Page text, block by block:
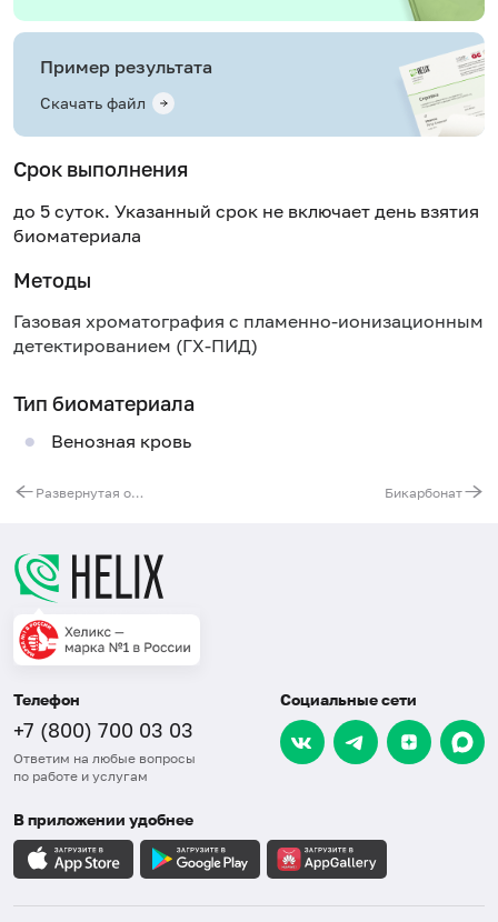
Пример результата
Скачать файл
Срок выполнения
до 5 суток. Указанный срок не включает день взятия
биоматериала
Методы
Газовая хроматография с пламенно-ионизационным
детектированием (ГХ-ПИД)
Тип биоматериала
Венозная кровь
Развернутая оценка мембранного и мобильного (липопротеидного и свободножирнокислотного) пулов жирных кислот (ЖК) в цельной крови Бикарбонат
Телефон
+7 (800) 700 03 03
Ответим на любые вопросы
по работе и услугам
Социальные сети
В приложении удобнее